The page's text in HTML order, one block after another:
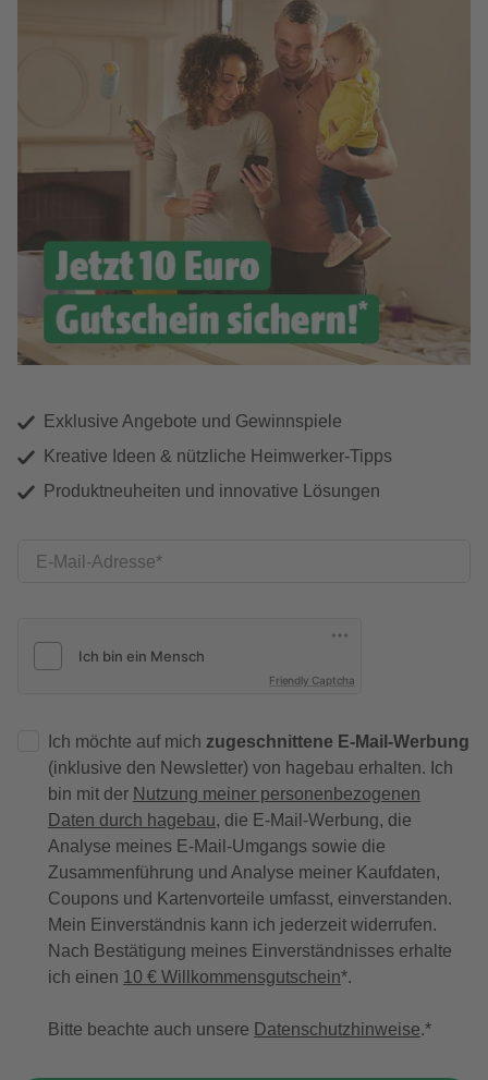
Exklusive Angebote und Gewinnspiele
Kreative Ideen & nützliche Heimwerker-Tipps
Produktneuheiten und innovative Lösungen
E-Mail-Adresse
Friendly Captcha
Ich möchte auf mich zugeschnittene E-Mail-Werbung
(inklusive den Newsletter) von hagebau erhalten. Ich
bin mit der Nutzung meiner personenbezogenen
Daten durch hagebau, die E-Mail-Werbung, die
Analyse meines E-Mail-Umgangs sowie die
Zusammenführung und Analyse meiner Kaufdaten,
Coupons und Kartenvorteile umfasst, einverstanden.
Mein Einverständnis kann ich jederzeit widerrufen.
Nach Bestätigung meines Einverständnisses erhalte
ich einen 10 € Willkommensgutschein*.
Bitte beachte auch unsere Datenschutzhinweise.